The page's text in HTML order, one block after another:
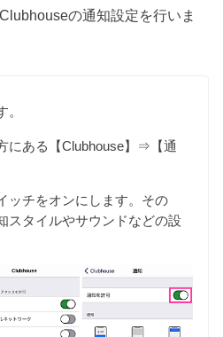
の通知設定を行いま
にある【Clubhouse】⇒【通
ッチをオンにします。その
スタイルやサウンドなどの設